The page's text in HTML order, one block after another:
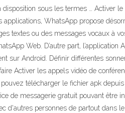
sous les termes … Activer le
WhatsApp propose
textes ou des messages vocaux à
Web. D’autre part, l’application
sur Android. Définir différentes
Activer les appels vidéo de
télécharger le fichier apk
de messagerie gratuit pouvant être
d'autres personnes de partout dans le